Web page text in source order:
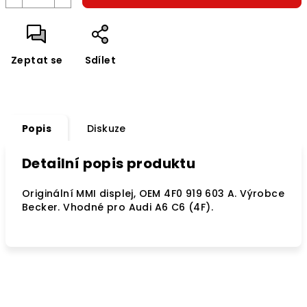
Zeptat se Sdílet
Popis Diskuze
Detailní popis produktu
Originální MMI displej, OEM 4F0 919 603 A. Výrobce
Becker. Vhodné pro Audi A6 C6 (4F).